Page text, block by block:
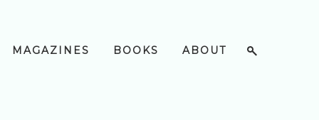
MAGAZINES BOOKS ABOUT